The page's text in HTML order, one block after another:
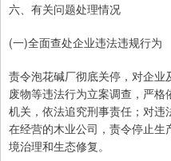
六、有关问题处理情况
(一)全面查处企业违法违规行为
责令泡花碱厂彻底关停，对企
废物等违法行为立案调查，严
机关，依法追究刑事责任；对违
在经营的木业公司，责令停止
境治理和生态修复。